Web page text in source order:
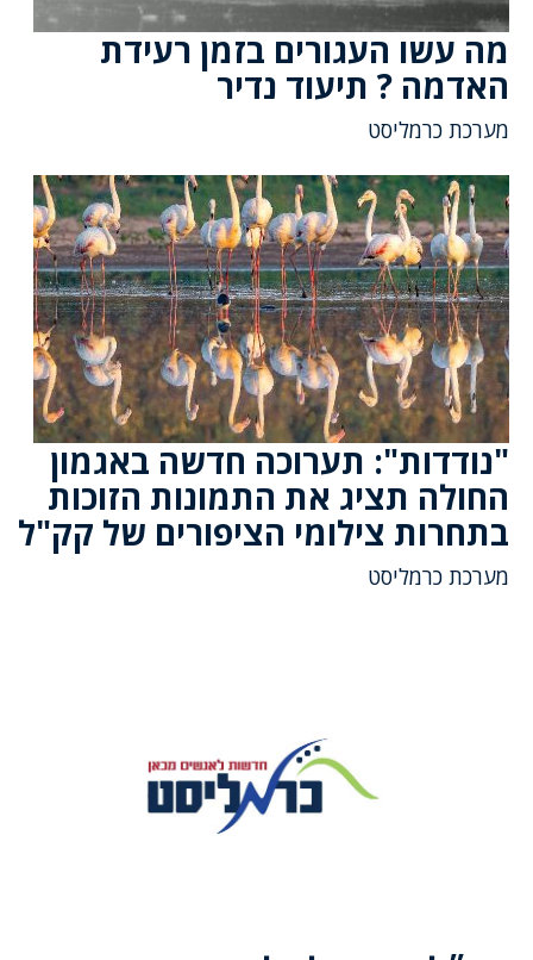
מה עשו העגורים בזמן רעידת
האדמה ? תיעוד נדיר
מערכת כרמליסט
"נודדות": תערוכה חדשה באגמון
החולה תציג את התמונות הזוכות
בתחרות צילומי הציפורים של קק"ל
מערכת כרמליסט